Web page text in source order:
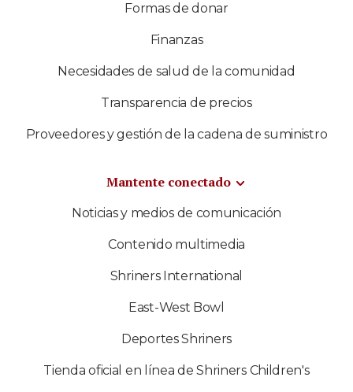
Formas de donar
Finanzas
Necesidades de salud de la comunidad
Transparencia de precios
Proveedores y gestión de la cadena de suministro
Mantente conectado
Noticias y medios de comunicación
Contenido multimedia
Shriners International
East-West Bowl
Deportes Shriners
Tienda oficial en línea de Shriners Children's